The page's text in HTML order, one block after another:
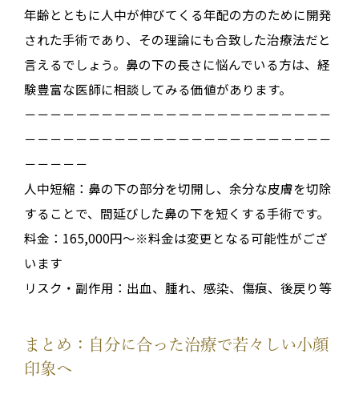
年齢とともに人中が伸びてくる年配の方のために開発
された手術であり、その理論にも合致した治療法だと
言えるでしょう。鼻の下の長さに悩んでいる方は、経
験豊富な医師に相談してみる価値があります。
－－－－－－－－－－－－－－－－－－－－－－－－
－－－－－－－－－－－－－－－－－－－－－－－－
－－－－－
人中短縮：鼻の下の部分を切開し、余分な皮膚を切除
することで、間延びした鼻の下を短くする手術です。
料金：165,000円～※料金は変更となる可能性がござ
います
リスク・副作用：出血、腫れ、感染、傷痕、後戻り等
まとめ：自分に合った治療で若々しい小顔
印象へ